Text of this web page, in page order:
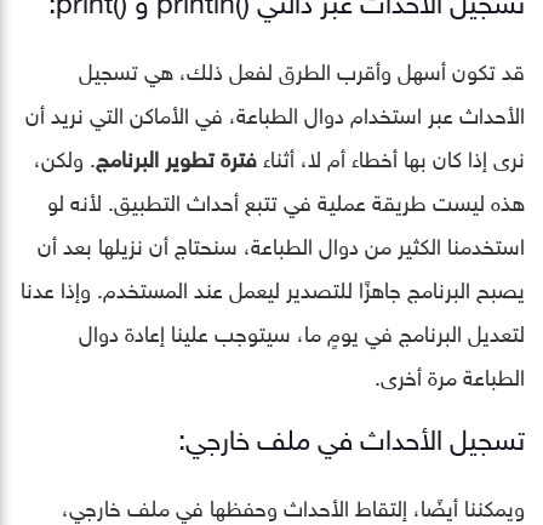
قد تكون أسهل وأقرب الطرق لفعل ذلك، هي تسجيل
الأحداث عبر استخدام دوال الطباعة، في الأماكن التي نريد أن
نرى إذا كان بها أخطاء أم لا، أثناءفترة تطوير البرنامج. ولكن،
هذه ليست طريقة عملية في تتبع أحداث التطبيق. لأنه لو
استخدمنا الكثير من دوال الطباعة، سنحتاج أن نزيلها بعد أن
يصبح البرنامج جاهزًا للتصدير ليعمل عند المستخدم. وإذا عدنا
لتعديل البرنامج في يومٍ ما، سيتوجب علينا إعادة دوال
الطباعة مرة أخرى.
تسجيل الأحداث في ملف خارجي:
ويمكننا أيضًا، إلتقاط الأحداث وحفظها في ملف خارجي،